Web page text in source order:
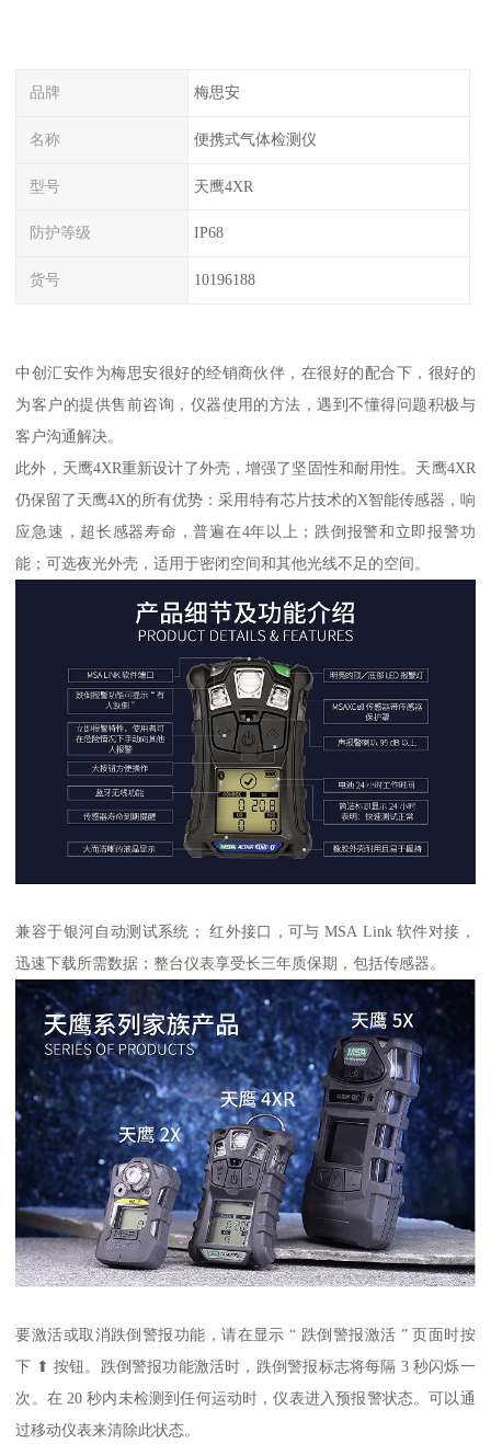
品牌 梅思安
名称 便携式气体检测仪
型号 天鹰4XR
防护等级 IP68
货号 10196188
中创汇安作为梅思安很好的经销商伙伴，在很好的配合下，很好的
为客户的提供售前咨询，仪器使用的方法，遇到不懂得问题积极与
客户沟通解决。
此外，天鹰4XR重新设计了外壳，增强了坚固性和耐用性。天鹰4XR
仍保留了天鹰4X的所有优势：采用特有芯片技术的X智能传感器，响
应急速，超长感器寿命，普遍在4年以上；跌倒报警和立即报警功
能；可选夜光外壳，适用于密闭空间和其他光线不足的空间。
兼容于银河自动测试系统； 红外接口，可与 MSA Link 软件对接，
迅速下载所需数据；整台仪表享受长三年质保期，包括传感器。
要激活或取消跌倒警报功能，请在显示 “ 跌倒警报激活 ” 页面时按
下 ⬆ 按钮。跌倒警报功能激活时，跌倒警报标志将每隔 3 秒闪烁一
次。在 20 秒内未检测到任何运动时，仪表进入预报警状态。可以通
过移动仪表来清除此状态。